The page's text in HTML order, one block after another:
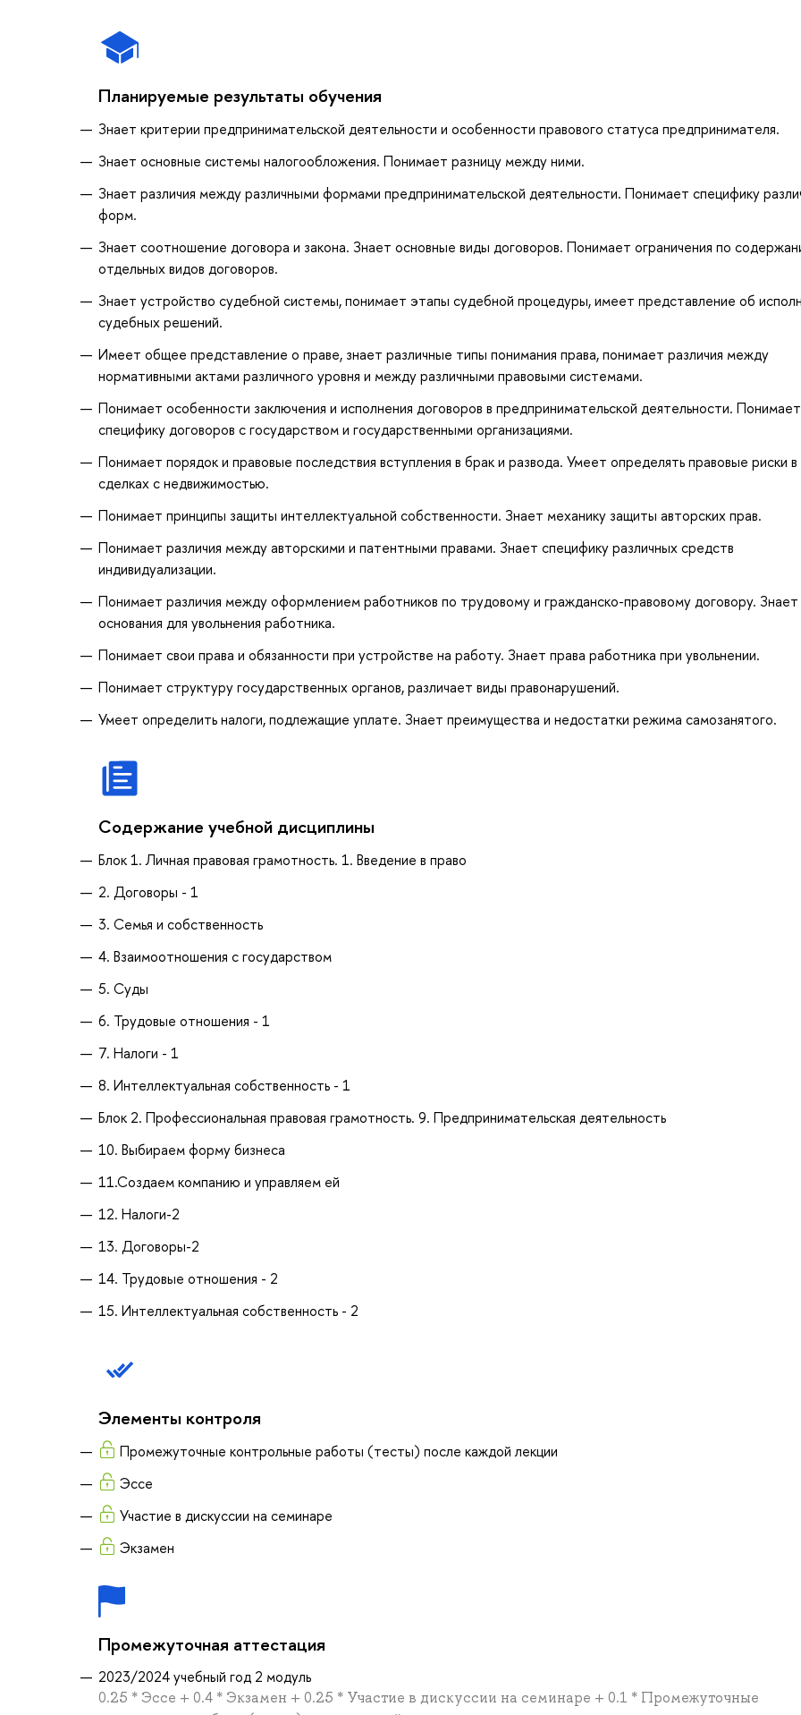
Планируемые результаты обучения
Знает критерии предпринимательской деятельности и особенности правового статуса предпринимателя.
Знает основные системы налогообложения. Понимает разницу между ними.
Знает различия между различными формами предпринимательской деятельности. Понимает специфику
форм.
Знает соотношение договора и закона. Знает основные виды договоров. Понимает ограничения по
отдельных видов договоров.
Знает устройство судебной системы, понимает этапы судебной процедуры, имеет представление об
судебных решений.
Имеет общее представление о праве, знает различные типы понимания права, понимает различия между
нормативными актами различного уровня и между различными правовыми системами.
Понимает особенности заключения и исполнения договоров в предпринимательской деятельности. Понимает
специфику договоров с государством и государственными организациями.
Понимает порядок и правовые последствия вступления в брак и развода. Умеет определять правовые риски в
сделках с недвижимостью.
Понимает принципы защиты интеллектуальной собственности. Знает механику защиты авторских прав.
Понимает различия между авторскими и патентными правами. Знает специфику различных средств
индивидуализации.
Понимает различия между оформлением работников по трудовому и гражданско-правовому договору. Знает
основания для увольнения работника.
Понимает свои права и обязанности при устройстве на работу. Знает права работника при увольнении.
Понимает структуру государственных органов, различает виды правонарушений.
Умеет определить налоги, подлежащие уплате. Знает преимущества и недостатки режима самозанятого.
Содержание учебной дисциплины
Блок 1. Личная правовая грамотность. 1. Введение в право
2. Договоры - 1
3. Семья и собственность
4. Взаимоотношения с государством
5. Суды
6. Трудовые отношения - 1
7. Налоги - 1
8. Интеллектуальная собственность - 1
Блок 2. Профессиональная правовая грамотность. 9. Предпринимательская деятельность
10. Выбираем форму бизнеса
11.Создаем компанию и управляем ей
12. Налоги-2
13. Договоры-2
14. Трудовые отношения - 2
15. Интеллектуальная собственность - 2
Элементы контроля
Промежуточные контрольные работы (тесты) после каждой лекции
Эссе
Участие в дискуссии на семинаре
Экзамен
Промежуточная аттестация
2023/2024 учебный год 2 модуль
0.25 * Эссе + 0.4 * Экзамен + 0.25 * Участие в дискуссии на семинаре + 0.1 * Промежуточные